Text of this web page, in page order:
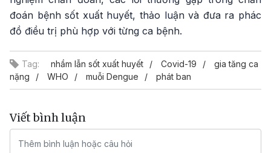
đoán bệnh sốt xuất huyết, thảo luận và đưa ra phác
đồ điều trị phù hợp với từng ca bệnh.
Tag: nhầm lẫn sốt xuất huyết Covid-19
gia tăng ca
nặng
WHO muỗi Dengue phát ban
Viết bình luận